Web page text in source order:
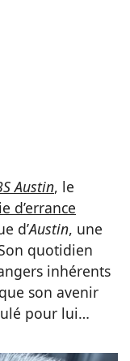
Austin, le
d’errance
d’Austin, une
quotidien
inhérents
son avenir
pour lui…